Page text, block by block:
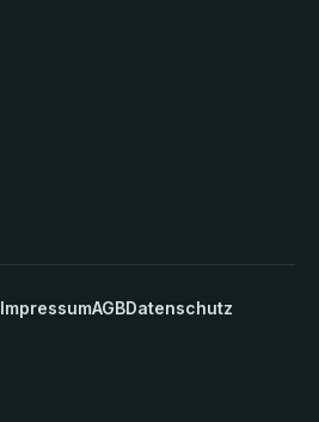
ImpressumAGBDatenschutz